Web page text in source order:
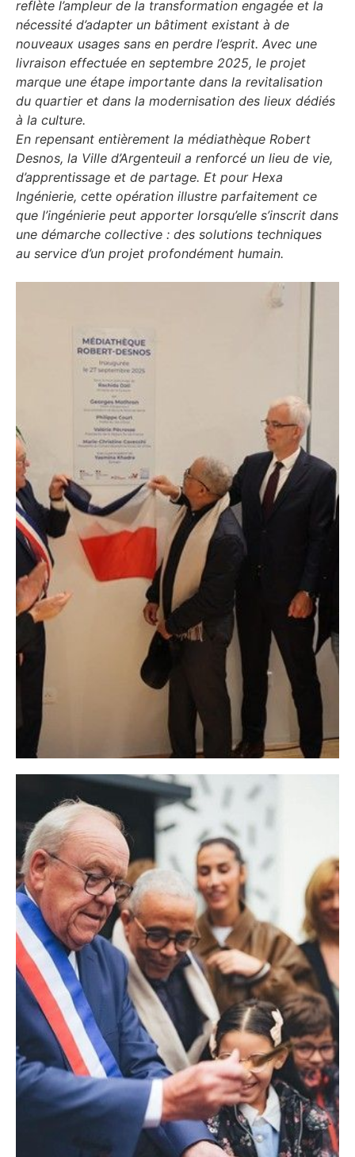
reflète l’ampleur de la transformation engagée et la
nécessité d’adapter un bâtiment existant à de
nouveaux usages sans en perdre l’esprit. Avec une
livraison effectuée en septembre 2025, le projet
marque une étape importante dans la revitalisation
du quartier et dans la modernisation des lieux dédiés
à la culture.
En repensant entièrement la médiathèque Robert
Desnos, la Ville d’Argenteuil a renforcé un lieu de vie,
d’apprentissage et de partage. Et pour Hexa
Ingénierie, cette opération illustre parfaitement ce
que l’ingénierie peut apporter lorsqu’elle s’inscrit dans
une démarche collective : des solutions techniques
au service d’un projet profondément humain.